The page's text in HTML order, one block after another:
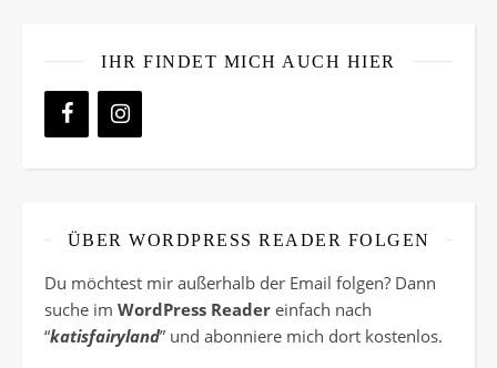
IHR FINDET MICH AUCH HIER
ÜBER WORDPRESS READER FOLGEN
Du möchtest mir außerhalb der Email folgen? Dann
suche im WordPress Reader einfach nach
“katisfairyland” und abonniere mich dort kostenlos.